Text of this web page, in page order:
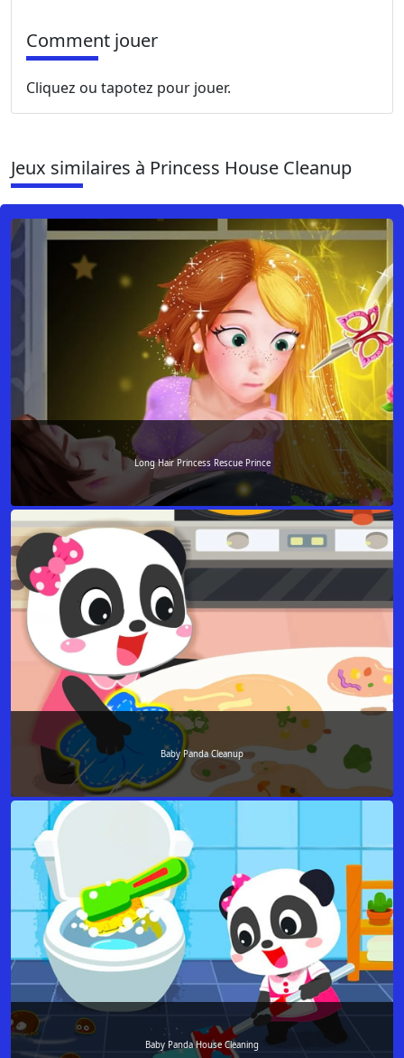
Comment jouer
Cliquez ou tapotez pour jouer.
Jeux similaires à Princess House Cleanup
Long Hair Princess Rescue Prince
Baby Panda Cleanup
Baby Panda House Cleaning